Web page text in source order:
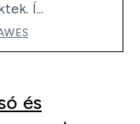
Í...
és